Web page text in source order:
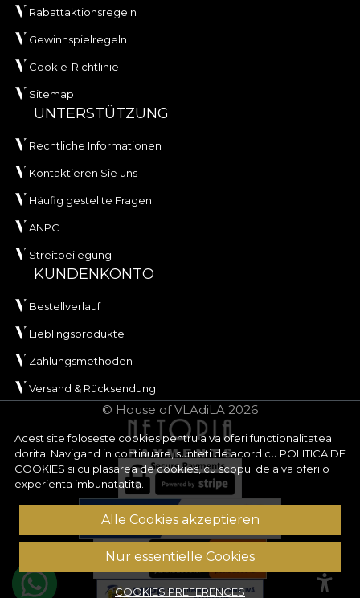
Acest site foloseste cookies pentru a va oferi functionalitatea
dorita. Navigand in continuare, sunteti de acord cu POLITICA DE
COOKIES si cu plasarea de cookies, cu scopul de a va oferi o
experienta imbunatatita.
Alle Cookies akzeptieren
Nur essentielle Cookies
COOKIES PREFERENCES
Rabattaktionsregeln
Gewinnspielregeln
Cookie-Richtlinie
Sitemap
UNTERSTÜTZUNG
Rechtliche Informationen
Kontaktieren Sie uns
Häufig gestellte Fragen
ANPC
Streitbeilegung
KUNDENKONTO
Bestellverlauf
Lieblingsprodukte
Zahlungsmethoden
Versand & Rücksendung
© House of VLAdiLA 2026